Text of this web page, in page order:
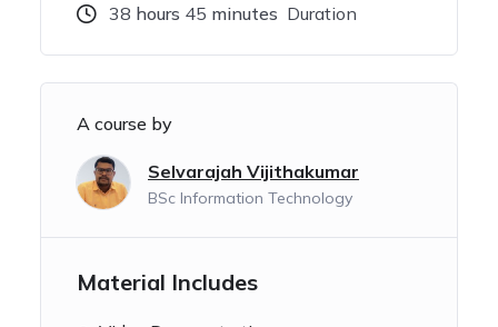
38 hours 45 minutes Duration
A course by
Selvarajah Vijithakumar
BSc Information Technology
Material Includes